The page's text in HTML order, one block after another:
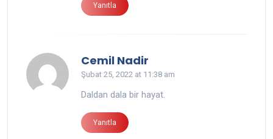
Yanıtla
Cemil Nadir
Şubat 25, 2022 at 11:38 am
Daldan dala bir hayat.
Yanıtla